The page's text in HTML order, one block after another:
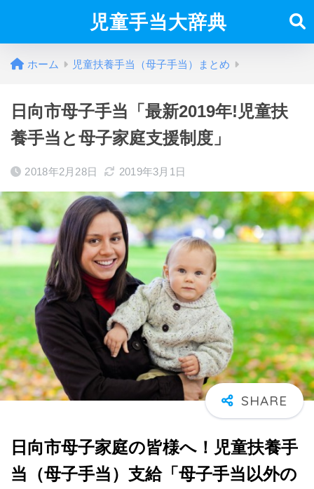
児童手当大辞典
ホーム 児童扶養手当（母子手当）まとめ
日向市母子手当「最新2019年!児童扶
養手当と母子家庭支援制度」
2018年2月28日 2019年3月1日
日向市母子家庭の皆様へ！児童扶養手
当（母子手当）支給「母子手当以外の